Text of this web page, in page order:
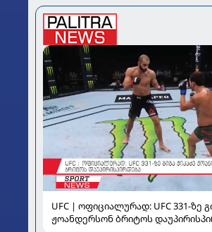
UFC | ოფიციალურად: UFC 331-ზე
ჟოანდერსონ ბრიტოს